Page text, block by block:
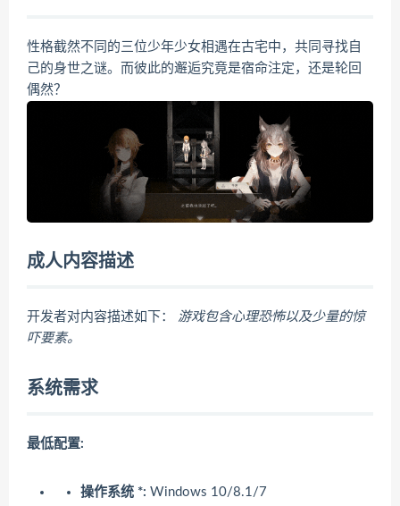
性格截然不同的三位少年少女相遇在古宅中，共同寻找自
己的身世之谜。而彼此的邂逅究竟是宿命注定，还是轮回
偶然？
成人内容描述
开发者对内容描述如下：
游戏包含心理恐怖以及少量的惊
吓要素。
系统需求
最低配置:
操作系统 *: Windows 10/8.1/7